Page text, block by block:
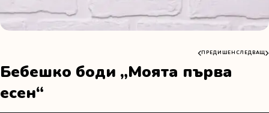
ПРЕДИШЕН СЛЕДВАЩ
Бебешко боди „Моята първа
есен“